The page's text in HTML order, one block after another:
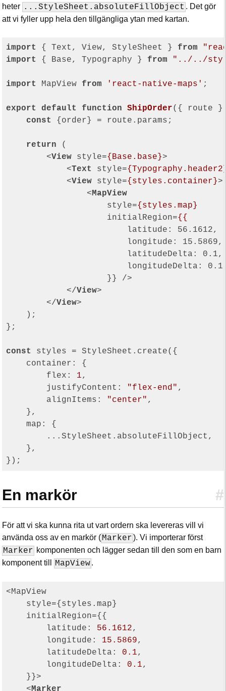
heter ...StyleSheet.absoluteFillObject . Det gör
att vi fyller upp hela den tillgängliga ytan med kartan.
import { Text, View, StyleSheet } from
import
{ Base, Typography } from "../../
import MapView from 'react-native-maps' ;
export default function ShipOrder( { route }
const
{order} = route.params;
return (
<View style={Base.base}>
<Text style=
<View style={styles.container}>
<MapView
style={styles.map}
initialRegion={{
latitude:
56.1612,
longitude:
15.5869,
latitudeDelta:
0.1,
longitudeDelta:
0.1
                    }} />
</View>
</View>
    );
};
const
styles = StyleSheet.create({
container : {
flex : 1,
justifyContent : "flex-end" ,
alignItems : "center" ,
    },
map : {
        ...StyleSheet.absoluteFillObject,
    },
#
En markör
För att vi ska kunna rita ut vart ordern ska levereras vill vi
använda oss av en markör (Marker). Vi importerar först
Marker komponenten och lägger sedan till den som en barn
komponent till
MapView.
<MapView
    style={styles.map}
    initialRegion={{
latitude : 56.1612,
longitude : 15.5869,
latitudeDelta : 0.1,
longitudeDelta : 0.1,
    }}>
<Marker